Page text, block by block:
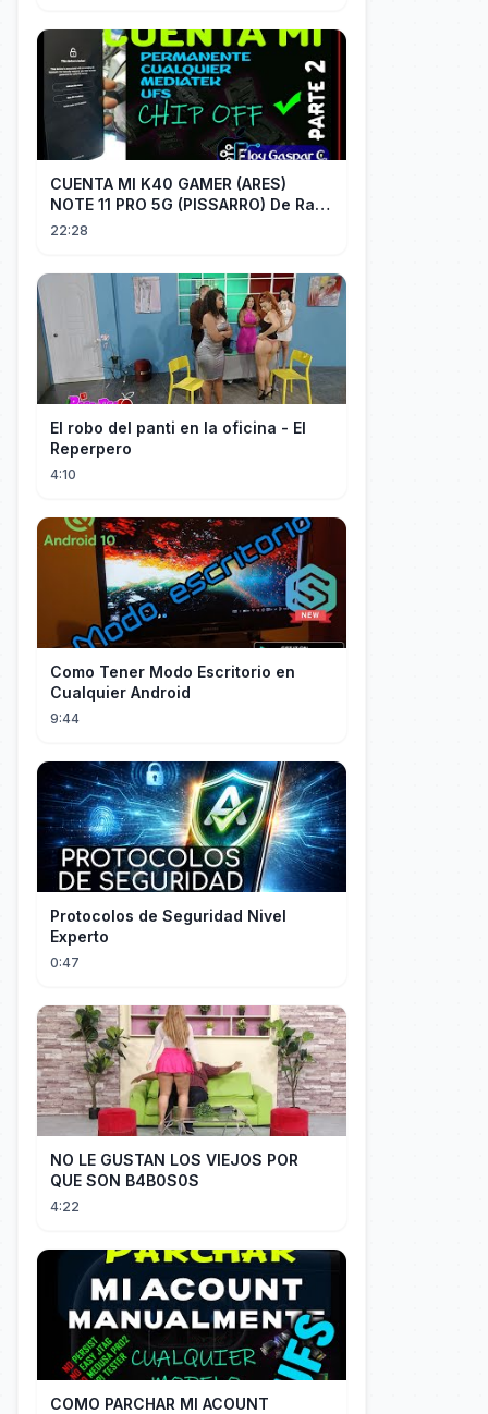
CUENTA MI K40 GAMER (ARES)
NOTE 11 PRO 5G (PISSARRO) De Raiz
CHIP OFF VIA MIPI TESTER PARTE 2
22:28
El robo del panti en la oficina - El
Reperpero
4:10
Como Tener Modo Escritorio en
Cualquier Android
9:44
Protocolos de Seguridad Nivel
Experto
0:47
NO LE GUSTAN LOS VIEJOS POR
QUE SON B4B0S0S
4:22
COMO PARCHAR MI ACOUNT